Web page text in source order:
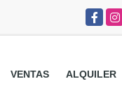
VENTAS ALQUILER